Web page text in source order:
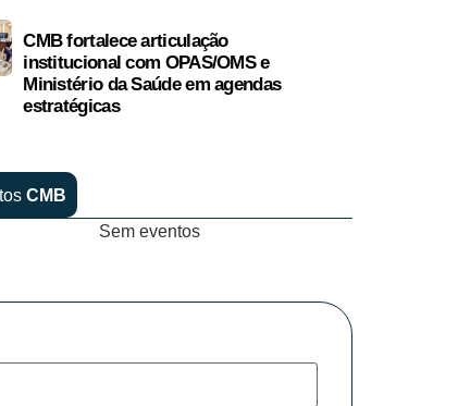
CMB fortalece articulação
institucional com OPAS/OMS e
Ministério da Saúde em agendas
estratégicas
CMB
Sem eventos